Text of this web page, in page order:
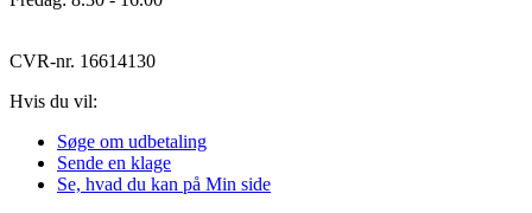
CVR-nr. 16614130
Hvis du vil:
Søge om udbetaling
Sende en klage
Se, hvad du kan på Min side